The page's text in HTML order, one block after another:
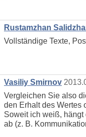
Rustamzhan
Vollständige Texte,
Vasiliy Smirnov
Vergleichen Sie also
den Erhalt des Wertes
Soweit ich weiß,
ab (z. B.